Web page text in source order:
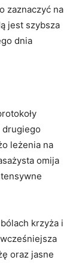
zaznaczyć na
jest szybsza
dnia
drugiego
leżenia na
omija
krzyża i
oraz jasne